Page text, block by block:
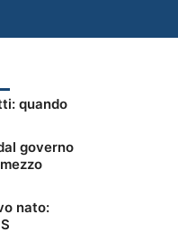
quando
governo
nato: